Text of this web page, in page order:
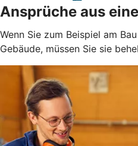
Ansprüche aus
Wenn Sie zum Beispiel am
Gebäude, müssen Sie sie